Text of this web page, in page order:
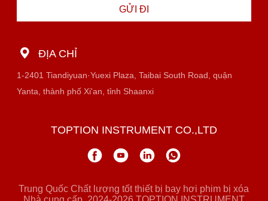
GỬI ĐI
ĐỊA CHỈ
1-2401 Tiandiyuan·Yuexi Plaza, Taibai South Road, quận
Yanta, thành phố Xi'an, tỉnh Shaanxi
TOPTION INSTRUMENT CO.,LTD
Trung Quốc Chất lượng tốt thiết bị bay hơi phim bị xóa